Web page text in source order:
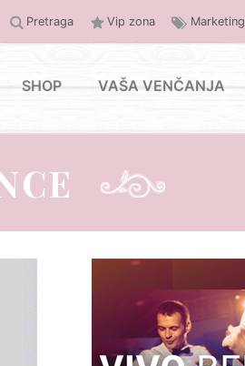
Pretraga Vip zona Marketing
SHOP VAŠA VENČANJA